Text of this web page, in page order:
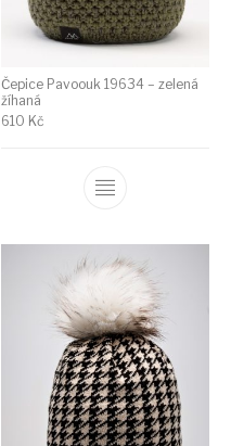
Čepice Pavoouk 19634 – zelená
žíhaná
610 Kč